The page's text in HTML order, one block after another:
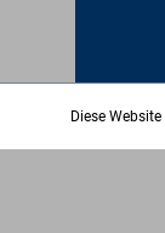
Diese